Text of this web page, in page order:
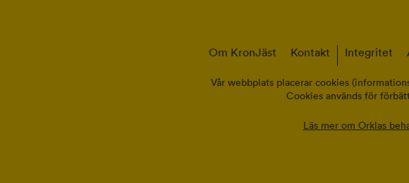
Om KronJäst Kontakt Integritet
Vår webbplats placerar cookies
Cookies används för
Läs mer om Orklas